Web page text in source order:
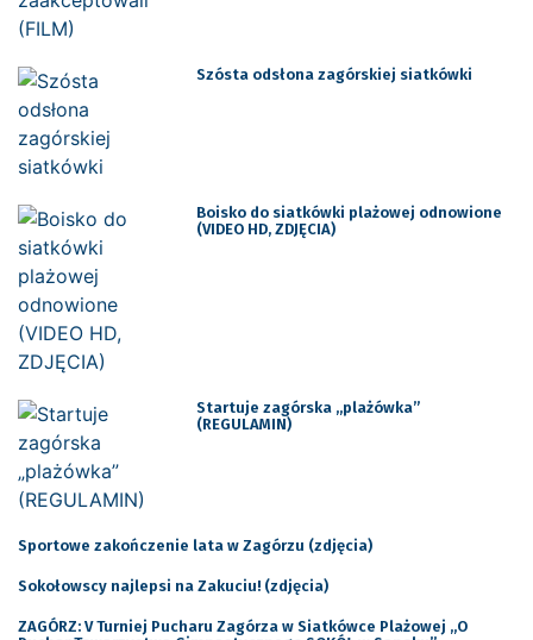
Szósta odsłona zagórskiej siatkówki
Boisko do siatkówki plażowej odnowione
(VIDEO HD, ZDJĘCIA)
Startuje zagórska „plażówka”
(REGULAMIN)
Sportowe zakończenie lata w Zagórzu (zdjęcia)
Sokołowscy najlepsi na Zakuciu! (zdjęcia)
ZAGÓRZ: V Turniej Pucharu Zagórza w Siatkówce Plażowej „O